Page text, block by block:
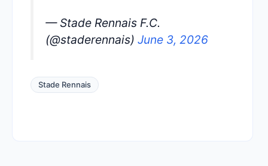
— Stade Rennais F.C.
(@staderennais) June 3, 2026
Stade Rennais